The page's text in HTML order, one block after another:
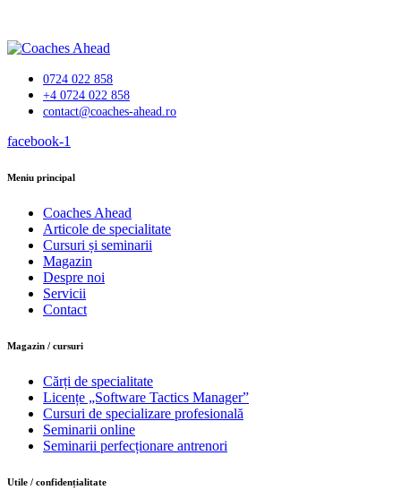
0724 022 858
+4 0724 022 858
contact@coaches-ahead.ro
facebook-1
Meniu principal
Coaches Ahead
Articole de specialitate
Cursuri și seminarii
Magazin
Despre noi
Servicii
Contact
Magazin / cursuri
Cărți de specialitate
Licențe „Software Tactics Manager”
Cursuri de specializare profesională
Seminarii online
Seminarii perfecționare antrenori
Utile / confidențialitate